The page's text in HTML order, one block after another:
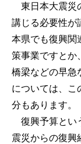
東日本大震災
講じる必要性が
本県でも復興関
策事業ですとか
橋梁などの早急
については、こ
分もあります。
復興予算とい
震災からの復興